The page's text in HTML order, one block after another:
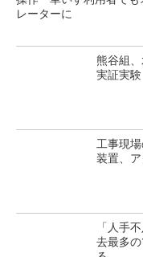
レーターに
熊谷組
実証実験
工事現
装置、
「人手
去最多